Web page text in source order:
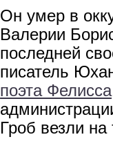
Он умер в
Валерии
последней
писатель
поэта Фелисса
Гроб везли на